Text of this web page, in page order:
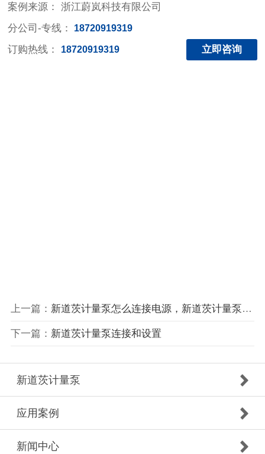
案例来源： 浙江蔚岚科技有限公司
分公司-专线：
18720919319
订购热线： 18720919319 立即咨询
上一篇： 新道茨计量泵怎么连接电源，新道茨计量泵接线
下一篇： 新道茨计量泵连接和设置
新道茨计量泵
应用案例
新闻中心